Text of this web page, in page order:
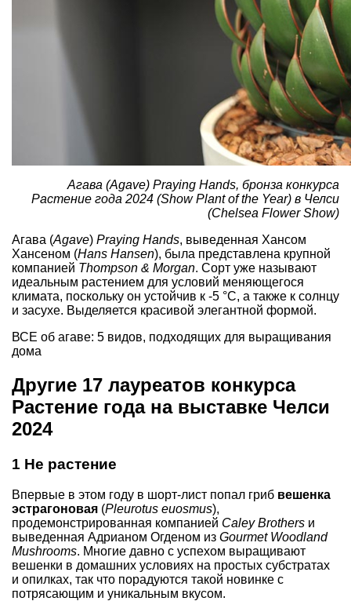
Агава (Agave) Praying Hands, бронза конкурса
Растение года 2024 (Show Plant of the Year) в Челси
(Chelsea Flower Show)
Агава (Agave) Praying Hands, выведенная Хансом
Хансеном (Hans Hansen), была представлена крупной
компанией Thompson & Morgan. Сорт уже называют
идеальным растением для условий меняющегося
климата, поскольку он устойчив к -5 °C, а также к солнцу
и засухе. Выделяется красивой элегантной формой.
ВСЕ об агаве: 5 видов, подходящих для выращивания
дома
Другие 17 лауреатов конкурса
Растение года на выставке Челси
2024
1 Не растение
Впервые в этом году в шорт-лист попал гриб вешенка
эстрагоновая (Pleurotus euosmus),
продемонстрированная компанией Caley Brothers и
выведенная Адрианом Огденом из Gourmet Woodland
Mushrooms. Многие давно с успехом выращивают
вешенки в домашних условиях на простых субстратах
и опилках, так что порадуются такой новинке с
потрясающим и уникальным вкусом.